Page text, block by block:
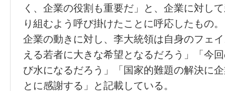
く、企業の役割も重要だ」と、企業に対し
り組むよう呼び掛けたことに呼応したもの。
企業の動きに対し、李大統領は自身のフェ
える若者に大きな希望となるだろう」「今
び水になるだろう」「国家的難題の解決に
とに感謝する」と記載している。